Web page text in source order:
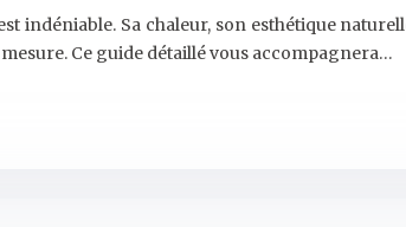
indéniable. Sa chaleur, son esthétique
Ce guide détaillé vous accompagnera…